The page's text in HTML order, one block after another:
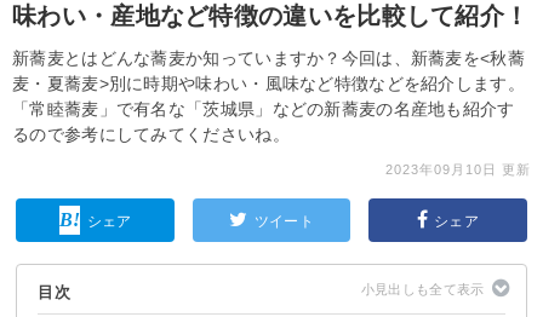
味わい・産地など特徴の違いを比較して紹介！
新蕎麦とはどんな蕎麦か知っていますか？今回は、新蕎麦を<秋蕎
麦・夏蕎麦>別に時期や味わい・風味など特徴などを紹介します。
「常睦蕎麦」で有名な「茨城県」などの新蕎麦の名産地も紹介す
るので参考にしてみてくださいね。
2023年09月10日 更新
シェア ツイート シェア
目次